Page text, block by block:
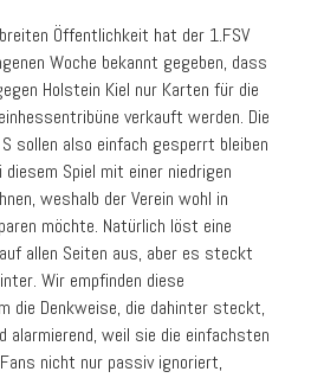
Öffentlichkeit hat der 1.FSV
Woche bekannt gegeben, dass
Holstein Kiel nur Karten für die
verkauft werden. Die
sollen also einfach gesperrt bleiben
Spiel mit einer niedrigen
weshalb der Verein wohl in
möchte. Natürlich löst eine
allen Seiten aus, aber es steckt
Wir empfinden diese
die Denkweise, die dahinter steckt,
alarmierend, weil sie die einfachsten
nicht nur passiv ignoriert,